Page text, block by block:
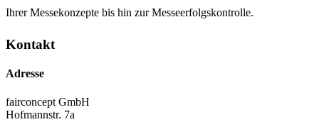
Ihrer Messekonzepte bis hin zur Messeerfolgskontrolle.
Kontakt
Adresse
fairconcept GmbH
Hofmannstr. 7a